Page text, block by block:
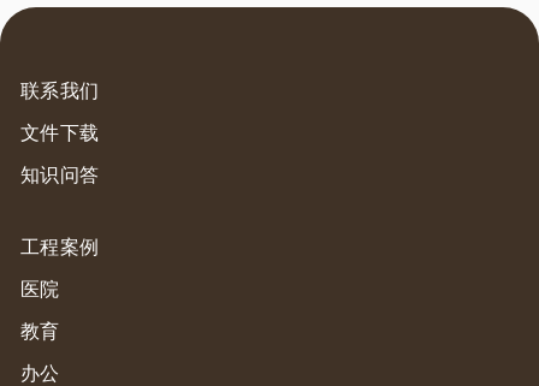
联系我们
文件下载
知识问答
工程案例
医院
教育
办公